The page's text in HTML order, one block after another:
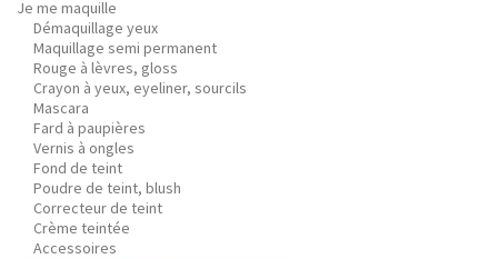
Je me maquille
Démaquillage yeux
Maquillage semi permanent
Rouge à lèvres, gloss
Crayon à yeux, eyeliner, sourcils
Mascara
Fard à paupières
Vernis à ongles
Fond de teint
Poudre de teint, blush
Correcteur de teint
Crème teintée
Accessoires